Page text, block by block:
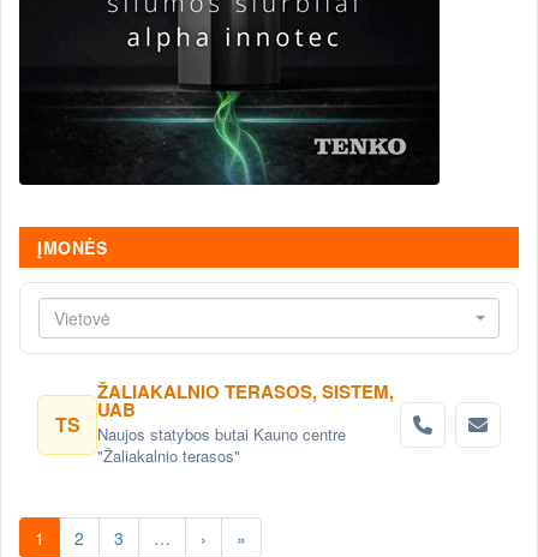
ĮMONĖS
Vietovė
TS
ŽALIAKALNIO TERASOS, SISTEM,
UAB
Naujos statybos butai Kauno centre
"Žaliakalnio terasos"
1 2 3 … › »